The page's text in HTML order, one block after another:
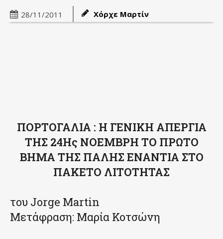
28/11/2011 Χόρχε Μαρτίν
ΠΟΡΤΟΓΑΛΙΑ : Η ΓΕΝΙΚΗ ΑΠΕΡΓΙΑ
ΤΗΣ 24Ης ΝΟΕΜΒΡΗ ΤΟ ΠΡΩΤΟ
ΒΗΜΑ ΤΗΣ ΠΑΛΗΣ ΕΝΑΝΤΙΑ ΣΤΟ
ΠΑΚΕΤΟ ΛΙΤΟΤΗΤΑΣ
του Jorge Martin
Μετάφραση: Μαρία Κοτσώνη